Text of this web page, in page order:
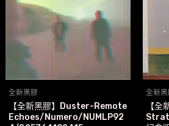
全新黑膠
【全新黑膠】Duster-Remote
Echoes/Numero/NUMLP92
全新黑
【